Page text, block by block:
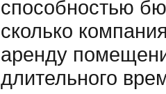
способностью
сколько
аренду
длительного